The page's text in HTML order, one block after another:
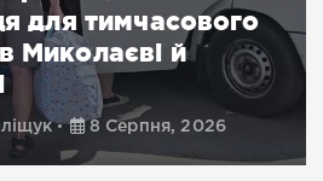
для тимчасового
Миколаєві й
8 Серпня, 2026